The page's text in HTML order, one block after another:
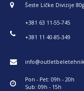
Šeste Ličke Divizije
+381 63 11-55-745
+381 11 40-85-349
Pon - Pet: 09h - 20h
Sub: 09h - 15h